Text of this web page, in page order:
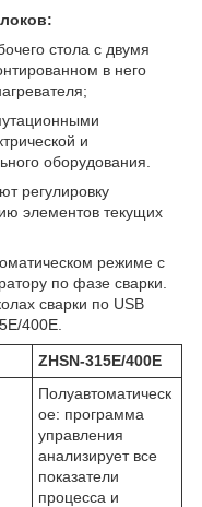
стола с двумя
в него
и
оборудования.
регулировку
элементов текущих
режиме с
по фазе сварки.
сварки по USB
400E.
ZHSN-315E/400E
Полуавтоматическ
ое: программа
управления
анализирует все
показатели
процесса и